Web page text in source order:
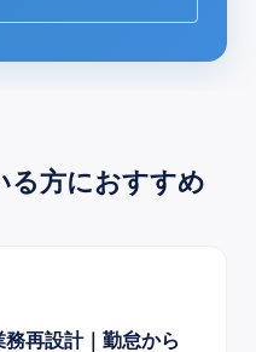
る方におすすめ
再設計｜勤怠から